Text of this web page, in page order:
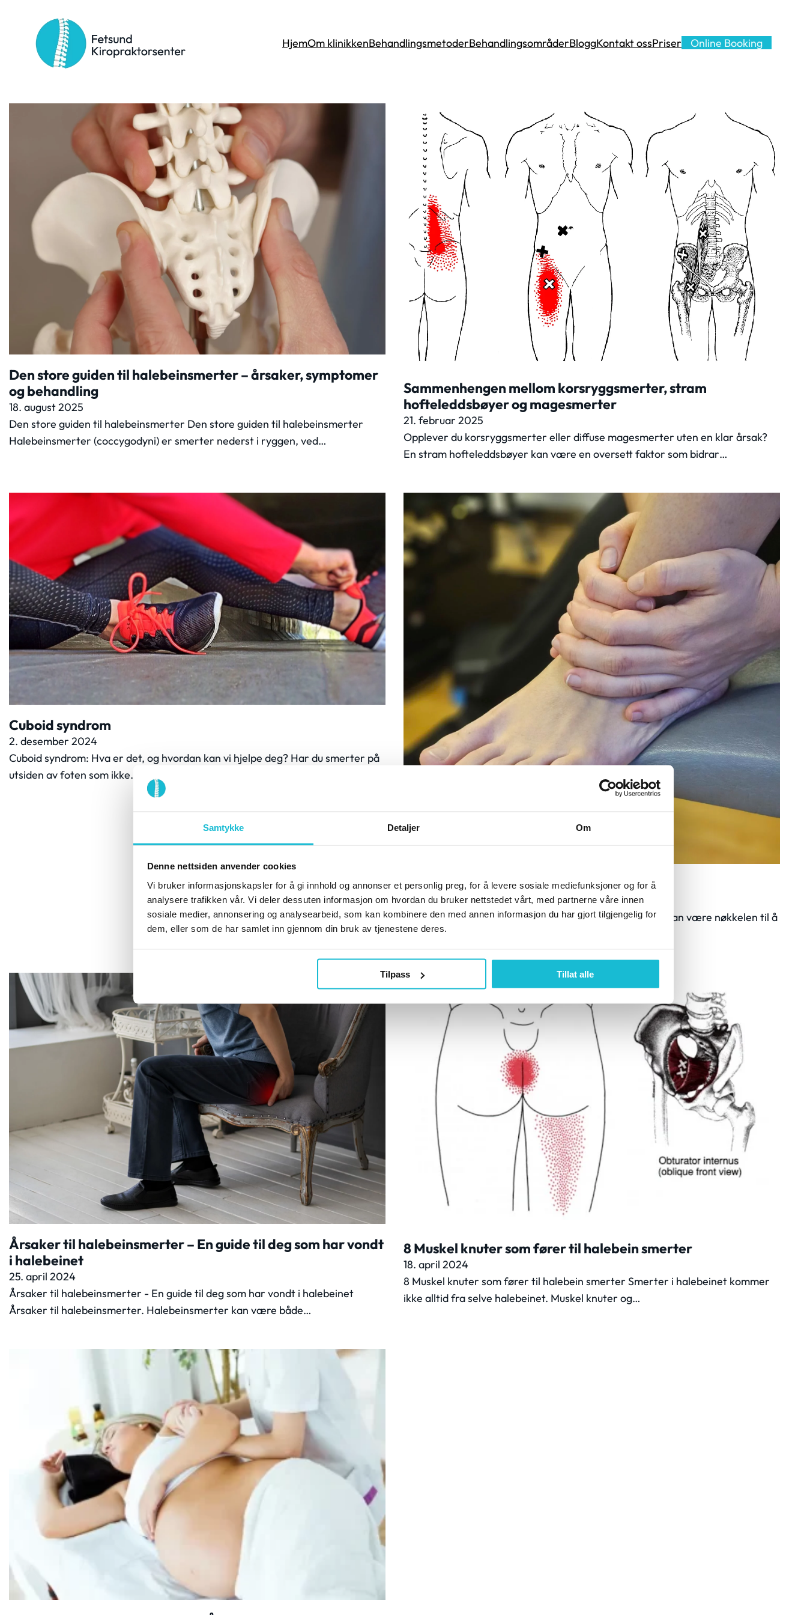
Samtykke Detaljer Om
Denne nettsiden anvender cookies
Vi bruker informasjonskapsler for å gi innhold og annonser et personlig preg, for å levere sosiale mediefunksjoner og for å
analysere trafikken vår. Vi deler dessuten informasjon om hvordan du bruker nettstedet vårt, med partnerne våre innen
sosiale medier, annonsering og analysearbeid, som kan kombinere den med annen informasjon du har gjort tilgjengelig for
dem, eller som de har samlet inn gjennom din bruk av tjenestene deres.
Tilpass Tillat alle
HjemOm klinikkenBehandlingsmetoderBehandlingsområderBloggKontakt ossPriser Online Booking
Stikkord:bekken
Den store guiden til halebeinsmerter – årsaker, symptomer
og behandling
18. august 2025
Den store guiden til halebeinsmerter Den store guiden til halebeinsmerter
Halebeinsmerter (coccygodyni) er smerter nederst i ryggen, ved…
Sammenhengen mellom korsryggsmerter, stram
hofteleddsbøyer og magesmerter
21. februar 2025
Opplever du korsryggsmerter eller diffuse magesmerter uten en klar årsak?
En stram hofteleddsbøyer kan være en oversett faktor som bidrar…
Cuboid syndrom
2. desember 2024
Cuboid syndrom: Hva er det, og hvordan kan vi hjelpe deg? Har du smerter på
utsiden av foten som ikke…
5 Vanlige årsaker til fotsmerter
21. november 2024
5 Vanlige årsaker til fotsmerter – og hvorfor bekkenet kan være nøkkelen til å
bli kvitt smertene Hei, og velkommen…
Årsaker til halebeinsmerter – En guide til deg som har vondt
i halebeinet
25. april 2024
Årsaker til halebeinsmerter - En guide til deg som har vondt i halebeinet
Årsaker til halebeinsmerter. Halebeinsmerter kan være både…
8 Muskel knuter som fører til halebein smerter
18. april 2024
8 Muskel knuter som fører til halebein smerter Smerter i halebeinet kommer
ikke alltid fra selve halebeinet. Muskel knuter og…